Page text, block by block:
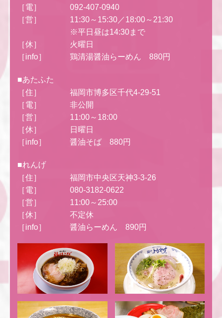
［電］
092-407-0940
［営］
11:30～15:30／18:00～21:30
※平日昼は14:30まで
［休］
火曜日
［info］
鶏清湯醤油らーめん 880円
■あたふた
［住］
福岡市博多区千代4-29-51
［電］
非公開
［営］
11:00～18:00
［休］
日曜日
［info］
醤油そば 880円
■れんげ
［住］
福岡市中央区天神3-3-26
［電］
080-3182-0622
［営］
11:00～25:00
［休］
不定休
［info］
醤油らーめん 890円